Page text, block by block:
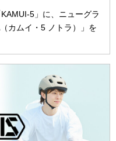
5」に、ニューグラ
カムイ・5 ノトラ）」を